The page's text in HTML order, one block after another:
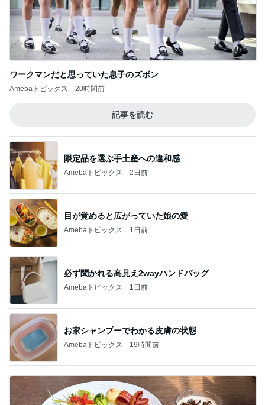
ワークマンだと思っていた息子のズボン
Amebaトピックス 20時間前
記事を読む
限定品を選ぶ手土産への違和感
Amebaトピックス 2日前
目が覚めると広がっていた娘の愛
Amebaトピックス 1日前
必ず聞かれる高見え2wayハンドバッグ
Amebaトピックス 1日前
お家シャンプーでわかる皮膚の状態
Amebaトピックス 19時間前